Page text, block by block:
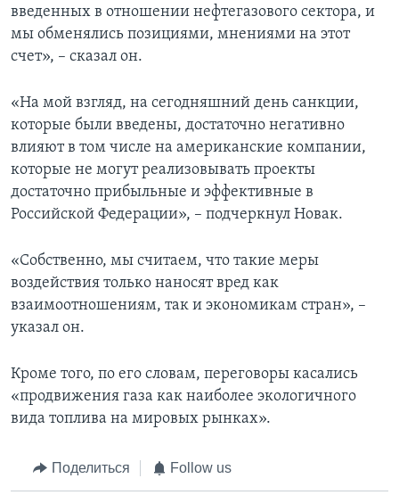
введенных в отношении нефтегазового сектора, и
мы обменялись позициями, мнениями на этот
счет», – сказал он.
«На мой взгляд, на сегодняшний день санкции,
которые были введены, достаточно негативно
влияют в том числе на американские компании,
которые не могут реализовывать проекты
достаточно прибыльные и эффективные в
Российской Федерации», – подчеркнул Новак.
«Собственно, мы считаем, что такие меры
воздействия только наносят вред как
взаимоотношениям, так и экономикам стран», –
указал он.
Кроме того, по его словам, переговоры касались
«продвижения газа как наиболее экологичного
вида топлива на мировых рынках».
Поделиться Follow us